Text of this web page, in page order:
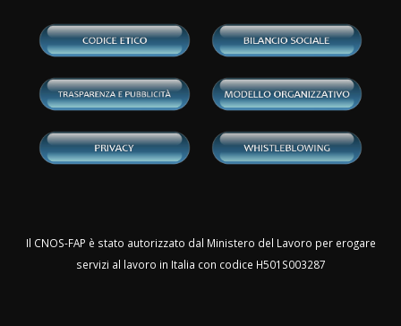
Il CNOS-FAP è stato autorizzato dal Ministero del Lavoro per erogare
servizi al lavoro in Italia con codice H501S003287